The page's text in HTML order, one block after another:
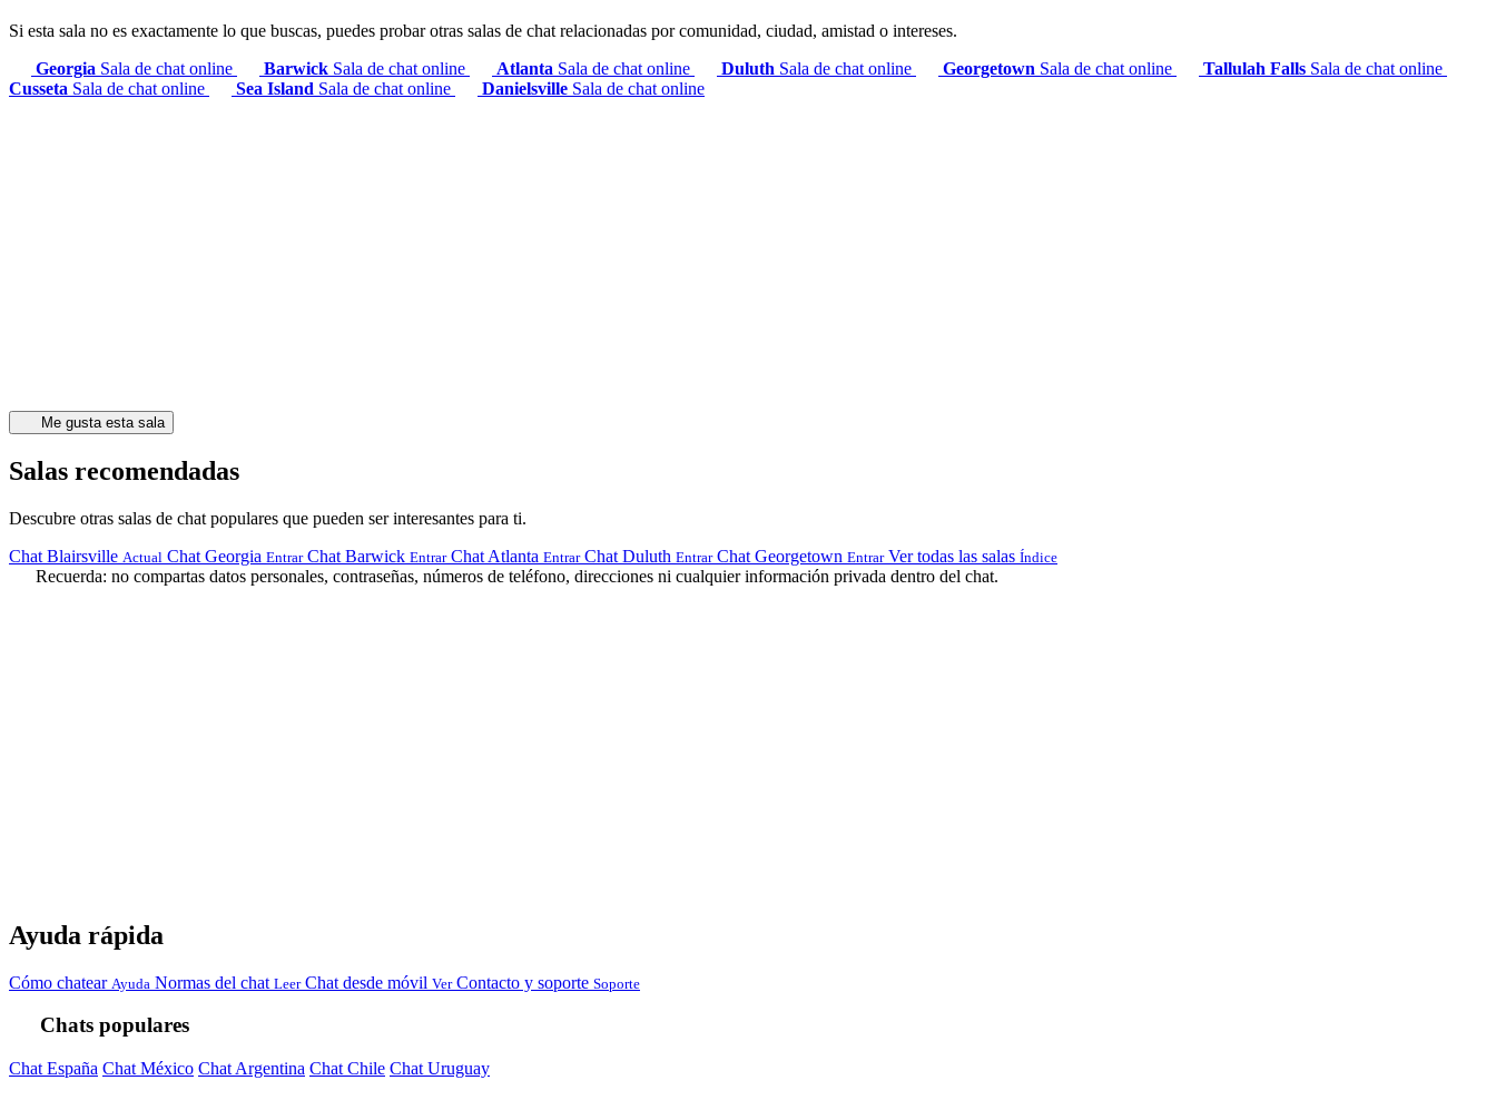
Si esta sala no es exactamente lo que buscas, puedes probar otras salas de chat relacionadas por comunidad, ciudad, amistad o intereses.
Georgia Sala de chat online Barwick Sala de chat online Atlanta Sala de chat online Duluth Sala de chat online Georgetown Sala de chat online Tallulah Falls Sala de chat online
Cusseta Sala de chat online Sea Island Sala de chat online Danielsville Sala de chat online
Me gusta esta sala
Salas recomendadas
Descubre otras salas de chat populares que pueden ser interesantes para ti.
Chat Blairsville Actual Chat Georgia Entrar Chat Barwick Entrar Chat Atlanta Entrar Chat Duluth Entrar Chat Georgetown Entrar Ver todas las salas Índice
Recuerda: no compartas datos personales, contraseñas, números de teléfono, direcciones ni cualquier información privada dentro del chat.
Ayuda rápida
Cómo chatear Ayuda Normas del chat Leer Chat desde móvil Ver Contacto y soporte Soporte
Chats populares
Chat España Chat México Chat Argentina Chat Chile Chat Uruguay